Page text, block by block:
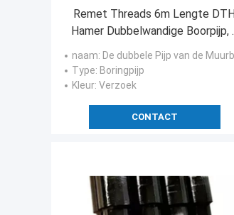
Remet Threads 6m Lengte DTH
Hamer Dubbelwandige Boorpijp,
Inch Boorpijp
naam: De dubbele Pijp van de Muurboor
Type: Boringpijp
Kleur: Verzoek
CONTACT